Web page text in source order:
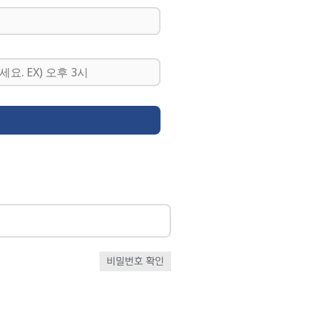
비밀번호 확인